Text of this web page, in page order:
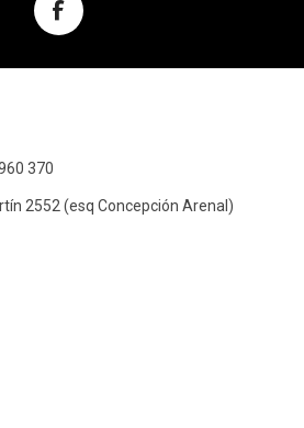
370
2552 (esq Concepción Arenal)